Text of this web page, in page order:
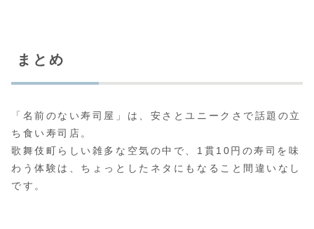
まとめ
「名前のない寿司屋」は、安さとユニークさで話題の立
ち食い寿司店。
歌舞伎町らしい雑多な空気の中で、1貫10円の寿司を味
わう体験は、ちょっとしたネタにもなること間違いなし
です。